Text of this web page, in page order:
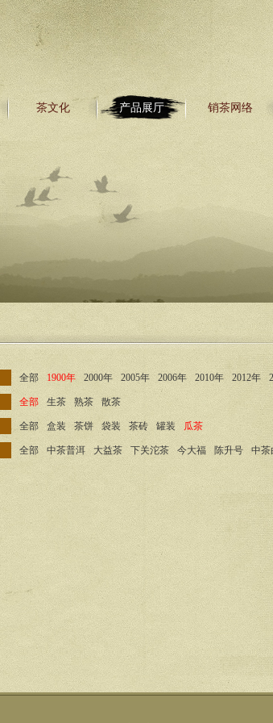
茶文化 产品展厅 销茶网络
全部 1900年 2000年 2005年 2006年 2010年 2012年
全部 生茶 熟茶 散茶
全部 盒装 茶饼 袋装 茶砖 罐装 瓜茶
全部 中茶普洱 大益茶 下关沱茶 今大福 陈升号 中茶